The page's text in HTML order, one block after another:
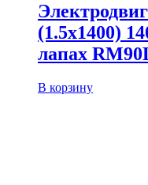
(1.5х1400)
лапах
В корзину